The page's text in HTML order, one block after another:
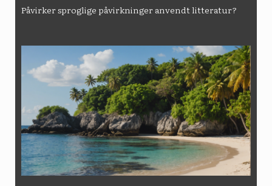
Påvirker sproglige påvirkninger anvendt litteratur?